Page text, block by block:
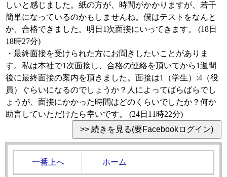
しいと感じました。紙の方が、時間がかかりますが、若干
簡単になっているのかもしませんね。僕はテストをなんと
か、合格できました。明日1次面接にいってきます。 (18日
18時27分)
・最終面接を受けられた方にお聞きしたいことがありま
す。私は本社で1次面接し、合格の連絡を頂いてから1週間
後に最終面接の案内を頂きました。面接は1（学生）:4（役
員）ぐらいになるのでしょうか？人によってばらばらでし
ょうが、面接にかかった時間はどのくらいでしたか？何か
助言していただけたら幸いです。 (24日11時22分)
一番上へ ホーム